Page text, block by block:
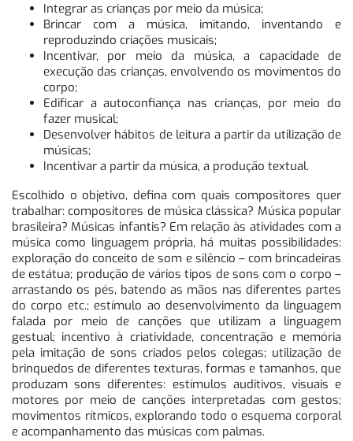
Integrar as crianças por meio da música;
Brincar com a música, imitando, inventando e
reproduzindo criações musicais;
Incentivar, por meio da música, a capacidade de
execução das crianças, envolvendo os movimentos do
corpo;
Edificar a autoconfiança nas crianças, por meio do
fazer musical;
Desenvolver hábitos de leitura a partir da utilização de
músicas;
Incentivar a partir da música, a produção textual.
Escolhido o objetivo, defina com quais compositores quer
trabalhar: compositores de música clássica? Música popular
brasileira? Músicas infantis? Em relação às atividades com a
música como linguagem própria, há muitas possibilidades:
exploração do conceito de som e silêncio – com brincadeiras
de estátua; produção de vários tipos de sons com o corpo –
arrastando os pés, batendo as mãos nas diferentes partes
do corpo etc.; estímulo ao desenvolvimento da linguagem
falada por meio de canções que utilizam a linguagem
gestual; incentivo à criatividade, concentração e memória
pela imitação de sons criados pelos colegas; utilização de
brinquedos de diferentes texturas, formas e tamanhos, que
produzam sons diferentes: estímulos auditivos, visuais e
motores por meio de canções interpretadas com gestos;
movimentos rítmicos, explorando todo o esquema corporal
e acompanhamento das músicas com palmas.